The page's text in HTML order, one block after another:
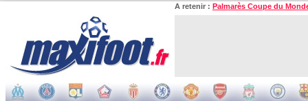
A retenir : Palmarès Coupe du